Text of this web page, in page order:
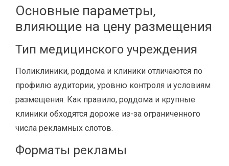
Основные параметры,
влияющие на цену размещения
Тип медицинского учреждения
Поликлиники, роддома и клиники отличаются по
профилю аудитории, уровню контроля и условиям
размещения. Как правило, роддома и крупные
клиники обходятся дороже из-за ограниченного
числа рекламных слотов.
Форматы рекламы